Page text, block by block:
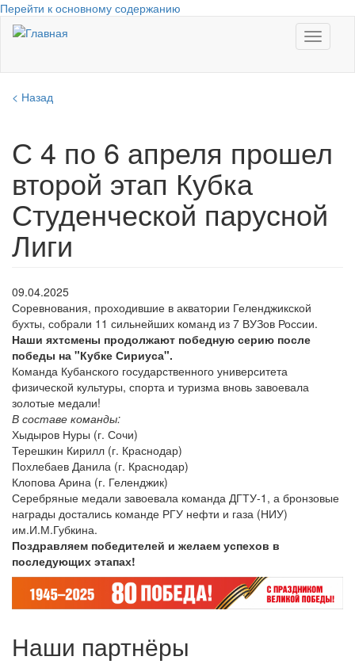
Перейти к основному содержанию
Toggle
< Назад
С 4 по 6 апреля прошел
второй этап Кубка
Студенческой парусной
Лиги
09.04.2025
Соревнования, проходившие в акватории Геленджикской
бухты, собрали 11 сильнейших команд из 7 ВУЗов России.
Наши яхтсмены продолжают победную серию после
победы на "Кубке Сириуса".
Команда Кубанского государственного университета
физической культуры, спорта и туризма вновь завоевала
золотые медали!
В составе команды:
Хыдыров Нуры (г. Сочи)
Терешкин Кирилл (г. Краснодар)
Похлебаев Данила (г. Краснодар)
Клопова Арина (г. Геленджик)
Серебряные медали завоевала команда ДГТУ-1, а бронзовые
награды достались команде РГУ нефти и газа (НИУ)
им.И.М.Губкина.
Поздравляем победителей и желаем успехов в
последующих этапах!
Наши партнёры